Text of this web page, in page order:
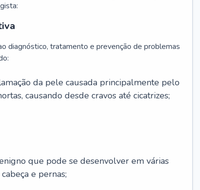
diagnóstico, tratamento e prevenção de problemas
da pele causada principalmente pelo
causando desde cravos até cicatrizes;
que pode se desenvolver em várias
e pernas;